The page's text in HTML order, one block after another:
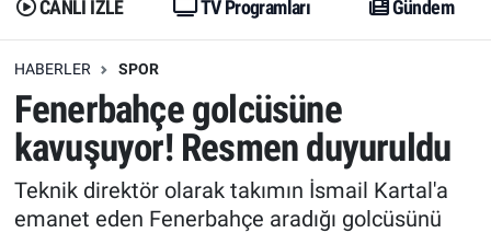
CANLI İZLE TV Programları Gündem
HABERLER SPOR
Fenerbahçe golcüsüne
kavuşuyor! Resmen duyuruldu
Teknik direktör olarak takımın İsmail Kartal'a
emanet eden Fenerbahçe aradığı golcüsünü
Erişim Bilgileri
Ekonomi
Trend
Erişim Bilgileri
Spor
Ekonomi
Erişim Bilgileri
Tüm Manşetler
Son Dakika Haberleri